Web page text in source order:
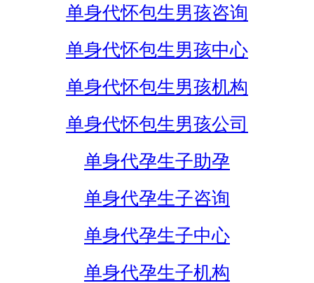
单身代怀包生男孩咨询
单身代怀包生男孩中心
单身代怀包生男孩机构
单身代怀包生男孩公司
单身代孕生子助孕
单身代孕生子咨询
单身代孕生子中心
单身代孕生子机构